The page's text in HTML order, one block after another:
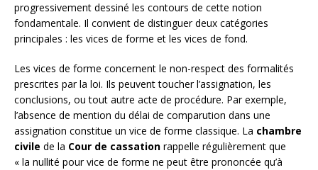
progressivement dessiné les contours de cette notion
fondamentale. Il convient de distinguer deux catégories
principales : les vices de forme et les vices de fond.
Les vices de forme concernent le non-respect des formalités
prescrites par la loi. Ils peuvent toucher l’assignation, les
conclusions, ou tout autre acte de procédure. Par exemple,
l’absence de mention du délai de comparution dans une
assignation constitue un vice de forme classique. La chambre
civile de la Cour de cassation rappelle régulièrement que
« la nullité pour vice de forme ne peut être prononcée qu’à